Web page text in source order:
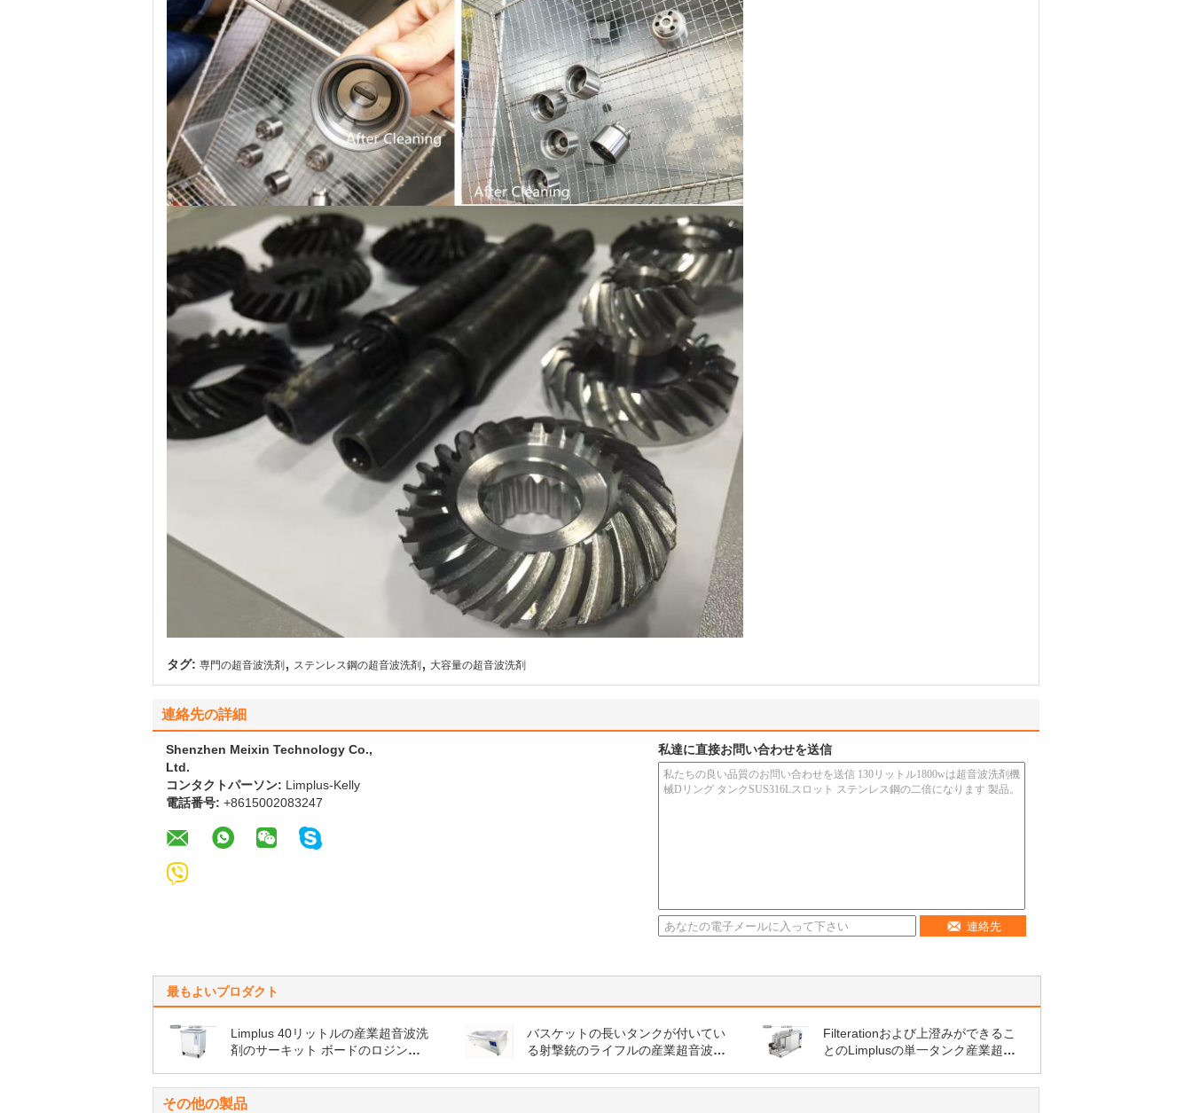
タグ: 専門の超音波洗剤 , ステンレス鋼の超音波洗剤 , 大容量の超音波洗剤
連絡先の詳細
Shenzhen Meixin Technology Co.,
Ltd.
コンタクトパーソン: Limplus-Kelly
電話番号: +8615002083247
私達に直接お問い合わせを送信
連絡先
最もよいプロダクト
Limplus 40リットルの産業超音波洗
剤のサーキット ボードのロジンの
バスケットの長いタンクが付いてい
る射撃銃のライフルの産業超音波洗
Filterationおよび上澄みができるこ
とのLimplusの単一タンク産業超音
その他の製品